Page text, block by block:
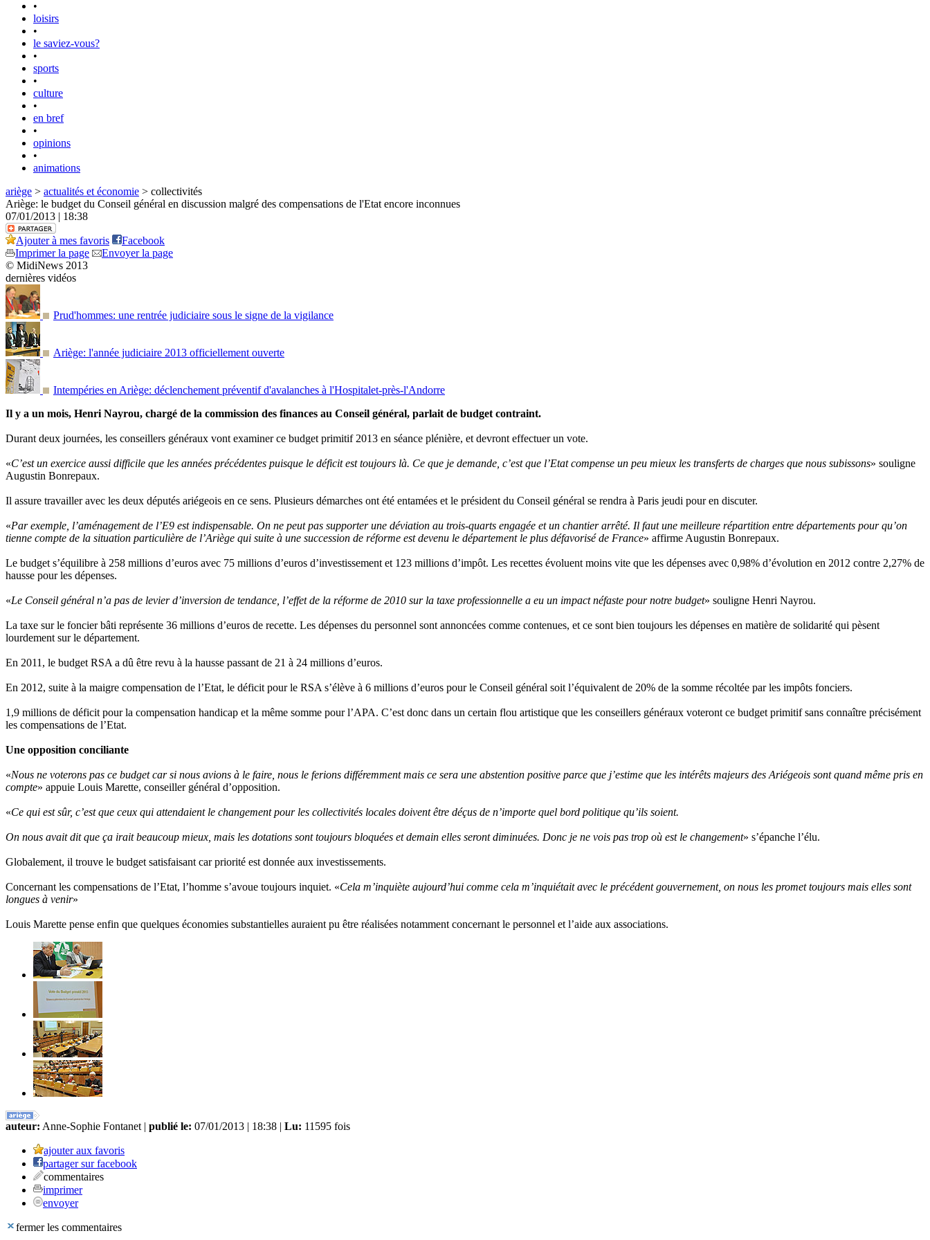
•
loisirs
•
le saviez-vous?
•
sports
•
culture
•
en bref
•
opinions
•
animations
ariège > actualités et économie > collectivités
Ariège: le budget du Conseil général en discussion malgré des compensations de l'Etat encore inconnues
07/01/2013 | 18:38
Ajouter à mes favoris
Facebook
Imprimer la page
Envoyer la page
© MidiNews 2013
dernières vidéos
Prud'hommes: une rentrée judiciaire sous le signe de la vigilance
Ariège: l'année judiciaire 2013 officiellement ouverte
Intempéries en Ariège: déclenchement préventif d'avalanches à l'Hospitalet-près-l'Andorre
Il y a un mois, Henri Nayrou, chargé de la commission des finances au Conseil général, parlait de budget contraint.
Durant deux journées, les conseillers généraux vont examiner ce budget primitif 2013 en séance plénière, et devront effectuer un vote.
«C’est un exercice aussi difficile que les années précédentes puisque le déficit est toujours là. Ce que je demande, c’est que l’Etat compense un peu mieux les transferts de charges que nous subissons» souligne
Augustin Bonrepaux.
Il assure travailler avec les deux députés ariégeois en ce sens. Plusieurs démarches ont été entamées et le président du Conseil général se rendra à Paris jeudi pour en discuter.
«Par exemple, l’aménagement de l’E9 est indispensable. On ne peut pas supporter une déviation au trois-quarts engagée et un chantier arrêté. Il faut une meilleure répartition entre départements pour qu’on
tienne compte de la situation particulière de l’Ariège qui suite à une succession de réforme est devenu le département le plus défavorisé de France» affirme Augustin Bonrepaux.
Le budget s’équilibre à 258 millions d’euros avec 75 millions d’euros d’investissement et 123 millions d’impôt. Les recettes évoluent moins vite que les dépenses avec 0,98% d’évolution en 2012 contre 2,27% de
hausse pour les dépenses.
«Le Conseil général n’a pas de levier d’inversion de tendance, l’effet de la réforme de 2010 sur la taxe professionnelle a eu un impact néfaste pour notre budget» souligne Henri Nayrou.
La taxe sur le foncier bâti représente 36 millions d’euros de recette. Les dépenses du personnel sont annoncées comme contenues, et ce sont bien toujours les dépenses en matière de solidarité qui pèsent
lourdement sur le département.
En 2011, le budget RSA a dû être revu à la hausse passant de 21 à 24 millions d’euros.
En 2012, suite à la maigre compensation de l’Etat, le déficit pour le RSA s’élève à 6 millions d’euros pour le Conseil général soit l’équivalent de 20% de la somme récoltée par les impôts fonciers.
1,9 millions de déficit pour la compensation handicap et la même somme pour l’APA. C’est donc dans un certain flou artistique que les conseillers généraux voteront ce budget primitif sans connaître précisément
les compensations de l’Etat.
Une opposition conciliante
«Nous ne voterons pas ce budget car si nous avions à le faire, nous le ferions différemment mais ce sera une abstention positive parce que j’estime que les intérêts majeurs des Ariégeois sont quand même pris en
compte» appuie Louis Marette, conseiller général d’opposition.
«Ce qui est sûr, c’est que ceux qui attendaient le changement pour les collectivités locales doivent être déçus de n’importe quel bord politique qu’ils soient.
On nous avait dit que ça irait beaucoup mieux, mais les dotations sont toujours bloquées et demain elles seront diminuées. Donc je ne vois pas trop où est le changement» s’épanche l’élu.
Globalement, il trouve le budget satisfaisant car priorité est donnée aux investissements.
Concernant les compensations de l’Etat, l’homme s’avoue toujours inquiet. «Cela m’inquiète aujourd’hui comme cela m’inquiétait avec le précédent gouvernement, on nous les promet toujours mais elles sont
longues à venir»
Louis Marette pense enfin que quelques économies substantielles auraient pu être réalisées notamment concernant le personnel et l’aide aux associations.
auteur: Anne-Sophie Fontanet | publié le: 07/01/2013 | 18:38 | Lu: 11595 fois
ajouter aux favoris
partager sur facebook
commentaires
imprimer
envoyer
fermer les commentaires